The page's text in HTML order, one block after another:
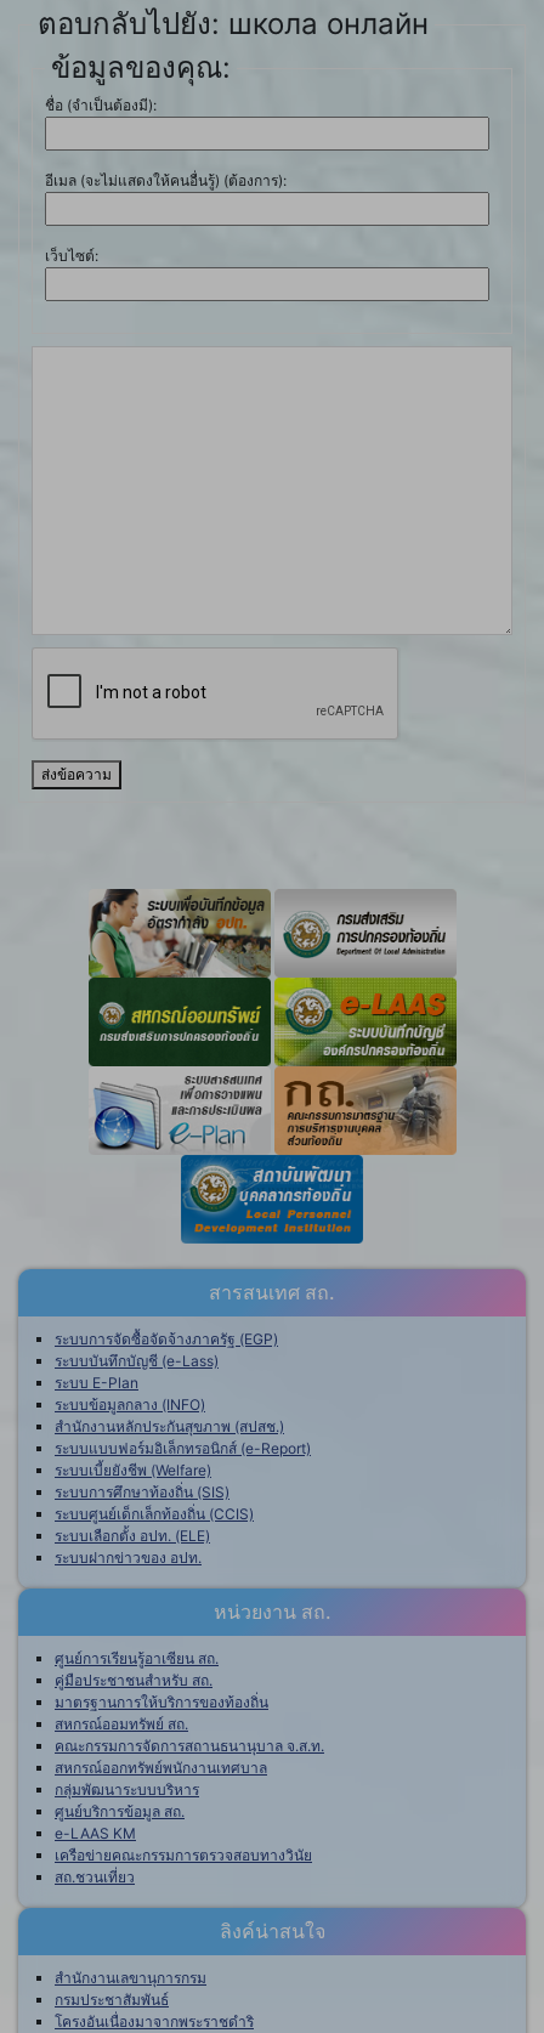
ตอบกลับไปยัง: школа онлайн
ข้อมูลของคุณ:
ชื่อ (จำเป็นต้องมี):
อีเมล (จะไม่แสดงให้คนอื่นรู้) (ต้องการ):
เว็บไซต์:
ส่งข้อความ
สารสนเทศ สถ.
ระบบการจัดซื้อจัดจ้างภาครัฐ (EGP)
ระบบบันทึกบัญชี (e-Lass)
ระบบ E-Plan
ระบบข้อมูลกลาง (INFO)
สำนักงานหลักประกันสุขภาพ (สปสช.)
ระบบแบบฟอร์มอิเล็กทรอนิกส์ (e-Report)
ระบบเบี้ยยังชีพ (Welfare)
ระบบการศึกษาท้องถิ่น (SIS)
ระบบศูนย์เด็กเล็กท้องถิ่น (CCIS)
ระบบเลือกตั้ง อปท. (ELE)
ระบบฝากข่าวของ อปท.
หน่วยงาน สถ.
ศูนย์การเรียนรู้อาเซียน สถ.
คู่มือประชาชนสำหรับ สถ.
มาตรฐานการให้บริการของท้องถิ่น
สหกรณ์ออมทรัพย์ สถ.
คณะกรรมการจัดการสถานธนานุบาล จ.ส.ท.
สหกรณ์ออกทรัพย์พนักงานเทศบาล
กลุ่มพัฒนาระบบบริหาร
ศูนย์บริการข้อมูล สถ.
e-LAAS KM
เครือข่ายคณะกรรมการตรวจสอบทางวินัย
สถ.ชวนเที่ยว
ลิงค์น่าสนใจ
สำนักงานเลขานุการกรม
กรมประชาสัมพันธ์
โครงอันเนื่องมาจากพระราชดำริ